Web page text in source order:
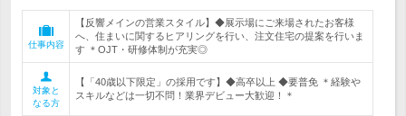
仕事内容
【反響メインの営業スタイル】◆展示場にご来場されたお客様
へ、住まいに関するヒアリングを行い、注文住宅の提案を行いま
す ＊OJT・研修体制が充実◎
対象と
なる方
【「40歳以下限定」の採用です】◆高卒以上 ◆要普免 ＊経験や
スキルなどは一切不問！業界デビュー大歓迎！＊